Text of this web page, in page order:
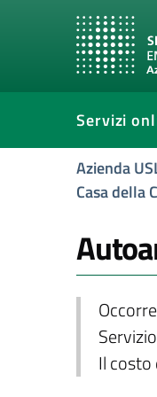
Servizi
Azienda
Casa della
Il